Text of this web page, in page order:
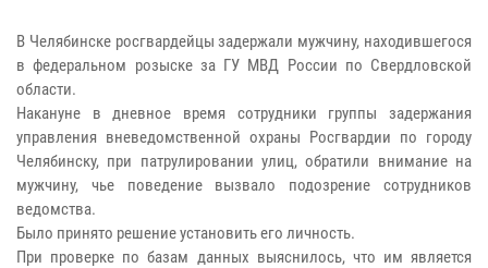
В Челябинске росгвардейцы задержали мужчину, находившегося
в федеральном розыске за ГУ МВД России по Свердловской
области.
Накануне в дневное время сотрудники группы задержания
управления вневедомственной охраны Росгвардии по городу
Челябинску, при патрулировании улиц, обратили внимание на
мужчину, чье поведение вызвало подозрение сотрудников
ведомства.
Было принято решение установить его личность.
При проверке по базам данных выяснилось, что им является